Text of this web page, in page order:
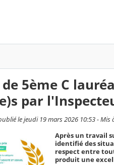
de 5ème C
par
publié le jeudi 19 mars 2026 10:53 -
Après un travail
identifié des
respect entre
produit une